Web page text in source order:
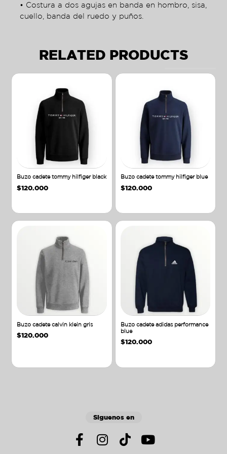
• Costura a dos agujas en banda en hombro, sisa,
cuello, banda del ruedo y puños.
RELATED PRODUCTS
Buzo cadete tommy hilfiger black
$120.000
Buzo cadete tommy hilfiger blue
$120.000
Buzo cadete calvin klein gris
$120.000
Buzo cadete adidas performance
blue
$120.000
Siguenos en